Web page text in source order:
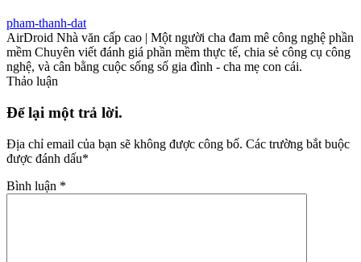
pham-thanh-dat
AirDroid Nhà văn cấp cao | Một người cha đam mê công nghệ phần
mềm Chuyên viết đánh giá phần mềm thực tế, chia sẻ công cụ công
nghệ, và cân bằng cuộc sống số gia đình - cha mẹ con cái.
Thảo luận
Để lại một trả lời.
Địa chỉ email của bạn sẽ không được công bố. Các trường bắt buộc
được đánh dấu*
Bình luận *